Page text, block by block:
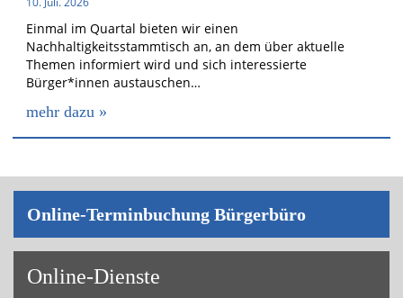
On­line-Ter­min­bu­chung Bür­ger­bü­ro
On­line-Diens­te
Einmal im Quartal bieten wir einen
Nachhaltigkeitsstammtisch an, an dem über aktuelle
Themen informiert wird und sich interessierte
Bürger*innen austauschen…
mehr dazu »